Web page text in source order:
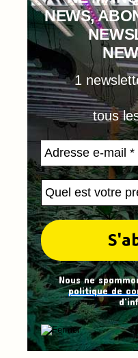
NEWS,
1
tous
Nous ne
politique de